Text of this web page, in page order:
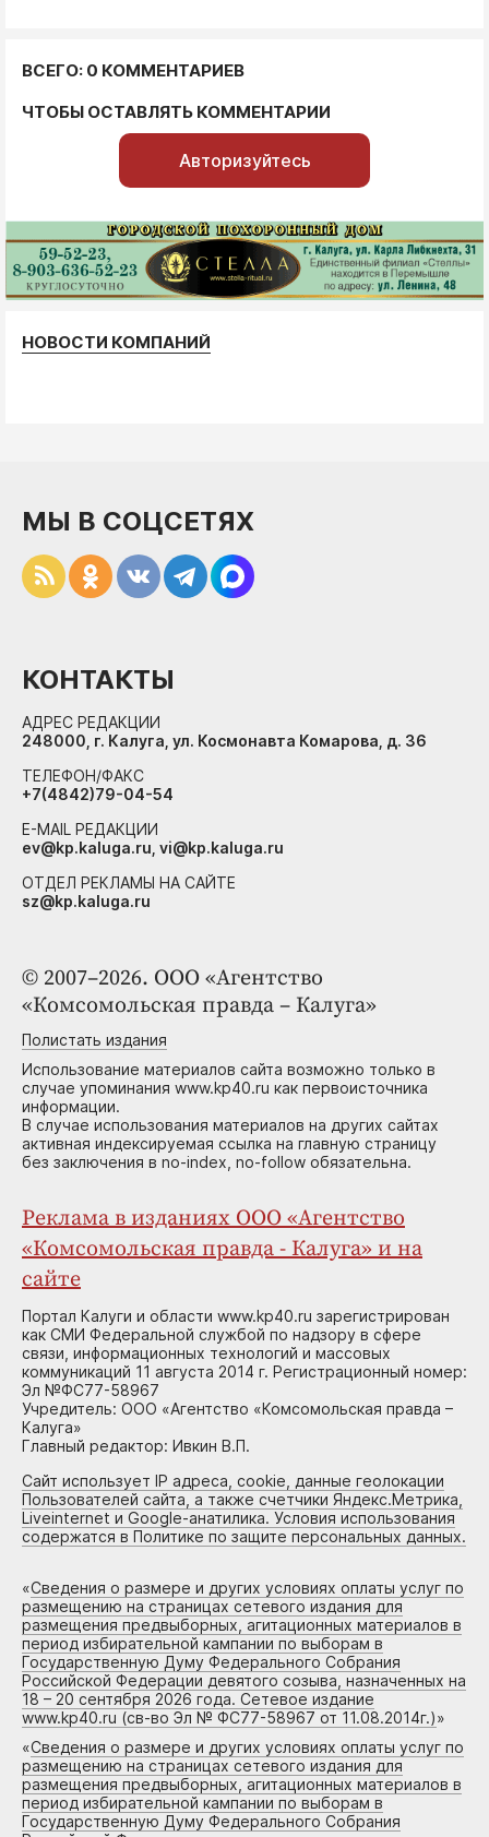
ВСЕГО: 0 КОММЕНТАРИЕВ
ЧТОБЫ ОСТАВЛЯТЬ КОММЕНТАРИИ
Авторизуйтесь
НОВОСТИ КОМПАНИЙ
© 2007–2026. ООО «Агентство
«Комсомольская правда – Калуга»
Полистать издания
Использование материалов сайта возможно только в
случае упоминания www.kp40.ru как первоисточника
информации.
В случае использования материалов на других сайтах
активная индексируемая ссылка на главную страницу
без заключения в no-index, no-follow обязательна.
Реклама в изданиях ООО «Агентство
«Комсомольская правда - Калуга» и на
сайте
Портал Калуги и области www.kp40.ru зарегистрирован
как СМИ Федеральной службой по надзору в сфере
связи, информационных технологий и массовых
коммуникаций 11 августа 2014 г. Регистрационный номер:
Эл №ФС77-58967
Учредитель: ООО «Агентство «Комсомольская правда –
Калуга»
Главный редактор: Ивкин В.П.
Сайт использует IP адреса, cookie, данные геолокации
Пользователей сайта, а также счетчики Яндекс.Метрика,
Liveinternet и Google-анатилика. Условия использования
содержатся в Политике по защите персональных данных.
«Сведения о размере и других условиях оплаты услуг по
размещению на страницах сетевого издания для
размещения предвыборных, агитационных материалов в
период избирательной кампании по выборам в
Государственную Думу Федерального Собрания
Российской Федерации девятого созыва, назначенных на
18 – 20 сентября 2026 года. Сетевое издание
www.kp40.ru (св-во Эл № ФС77-58967 от 11.08.2014г.)»
«Сведения о размере и других условиях оплаты услуг по
размещению на страницах сетевого издания для
размещения предвыборных, агитационных материалов в
период избирательной кампании по выборам в
Государственную Думу Федерального Собрания
МЫ В СОЦСЕТЯХ
КОНТАКТЫ
АДРЕС РЕДАКЦИИ
248000, г. Калуга, ул. Космонавта Комарова, д. 36
ТЕЛЕФОН/ФАКС
+7(4842)79-04-54
E-MAIL РЕДАКЦИИ
ev@kp.kaluga.ru, vi@kp.kaluga.ru
ОТДЕЛ РЕКЛАМЫ НА САЙТЕ
sz@kp.kaluga.ru